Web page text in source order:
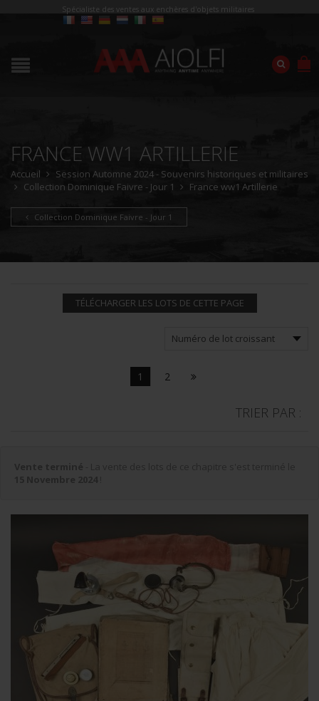
Spécialiste des ventes aux enchères d'objets militaires
FRANCE WW1 ARTILLERIE
Accueil
Session Automne 2024 - Souvenirs historiques et militaires
Collection Dominique Faivre - Jour 1
France ww1 Artillerie
Collection Dominique Faivre - Jour 1
TÉLÉCHARGER LES LOTS DE CETTE PAGE
1 2
TRIER PAR :